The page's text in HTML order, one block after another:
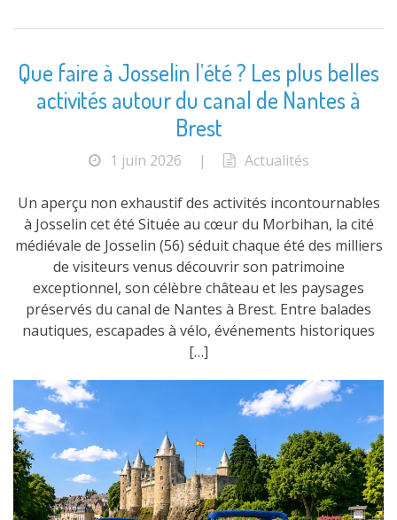
Que faire à Josselin l’été ? Les plus belles
activités autour du canal de Nantes à
Brest
1 juin 2026 | Actualités
Un aperçu non exhaustif des activités incontournables
à Josselin cet été Située au cœur du Morbihan, la cité
médiévale de Josselin (56) séduit chaque été des milliers
de visiteurs venus découvrir son patrimoine
exceptionnel, son célèbre château et les paysages
préservés du canal de Nantes à Brest. Entre balades
nautiques, escapades à vélo, événements historiques
[…]